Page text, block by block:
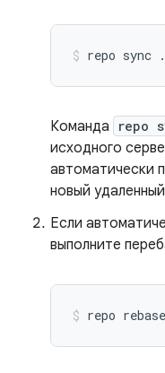
repo sync .
Команда repo
исходного
автоматически
новый удаленный
Если
выполните
repo rebase